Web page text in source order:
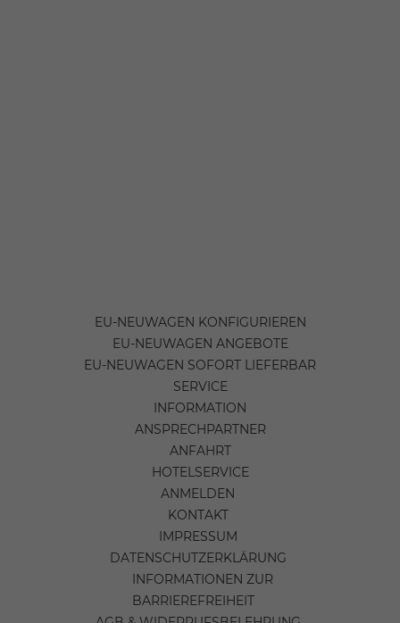
EU-NEUWAGEN KONFIGURIEREN
EU-NEUWAGEN ANGEBOTE
EU-NEUWAGEN SOFORT LIEFERBAR
SERVICE
INFORMATION
ANSPRECHPARTNER
ANFAHRT
HOTELSERVICE
ANMELDEN
KONTAKT
IMPRESSUM
DATENSCHUTZERKLÄRUNG
INFORMATIONEN ZUR
BARRIEREFREIHEIT